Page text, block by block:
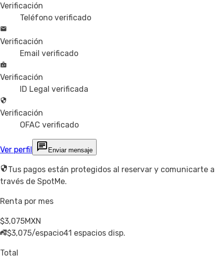
Verificación
Teléfono verificado
Verificación
Email verificado
Verificación
ID Legal verificada
Verificación
OFAC verificado
Ver perfil Enviar mensaje
Tus pagos están protegidos al reservar y comunicarte a
través de SpotMe.
Renta por mes
$3,075MXN
$3,075/espacio41 espacios disp.
Total